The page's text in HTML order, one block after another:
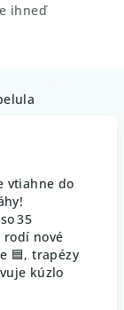
ihneď
vtiahne do
35
rodí nové
🟦, trapézy
kúzlo